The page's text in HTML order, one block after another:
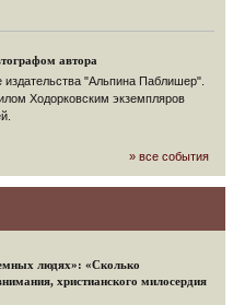
автора
издательства "Альпина Паблишер".
Ходорковским экземпляров
» все события
людях»: «Сколько
христианского милосердия